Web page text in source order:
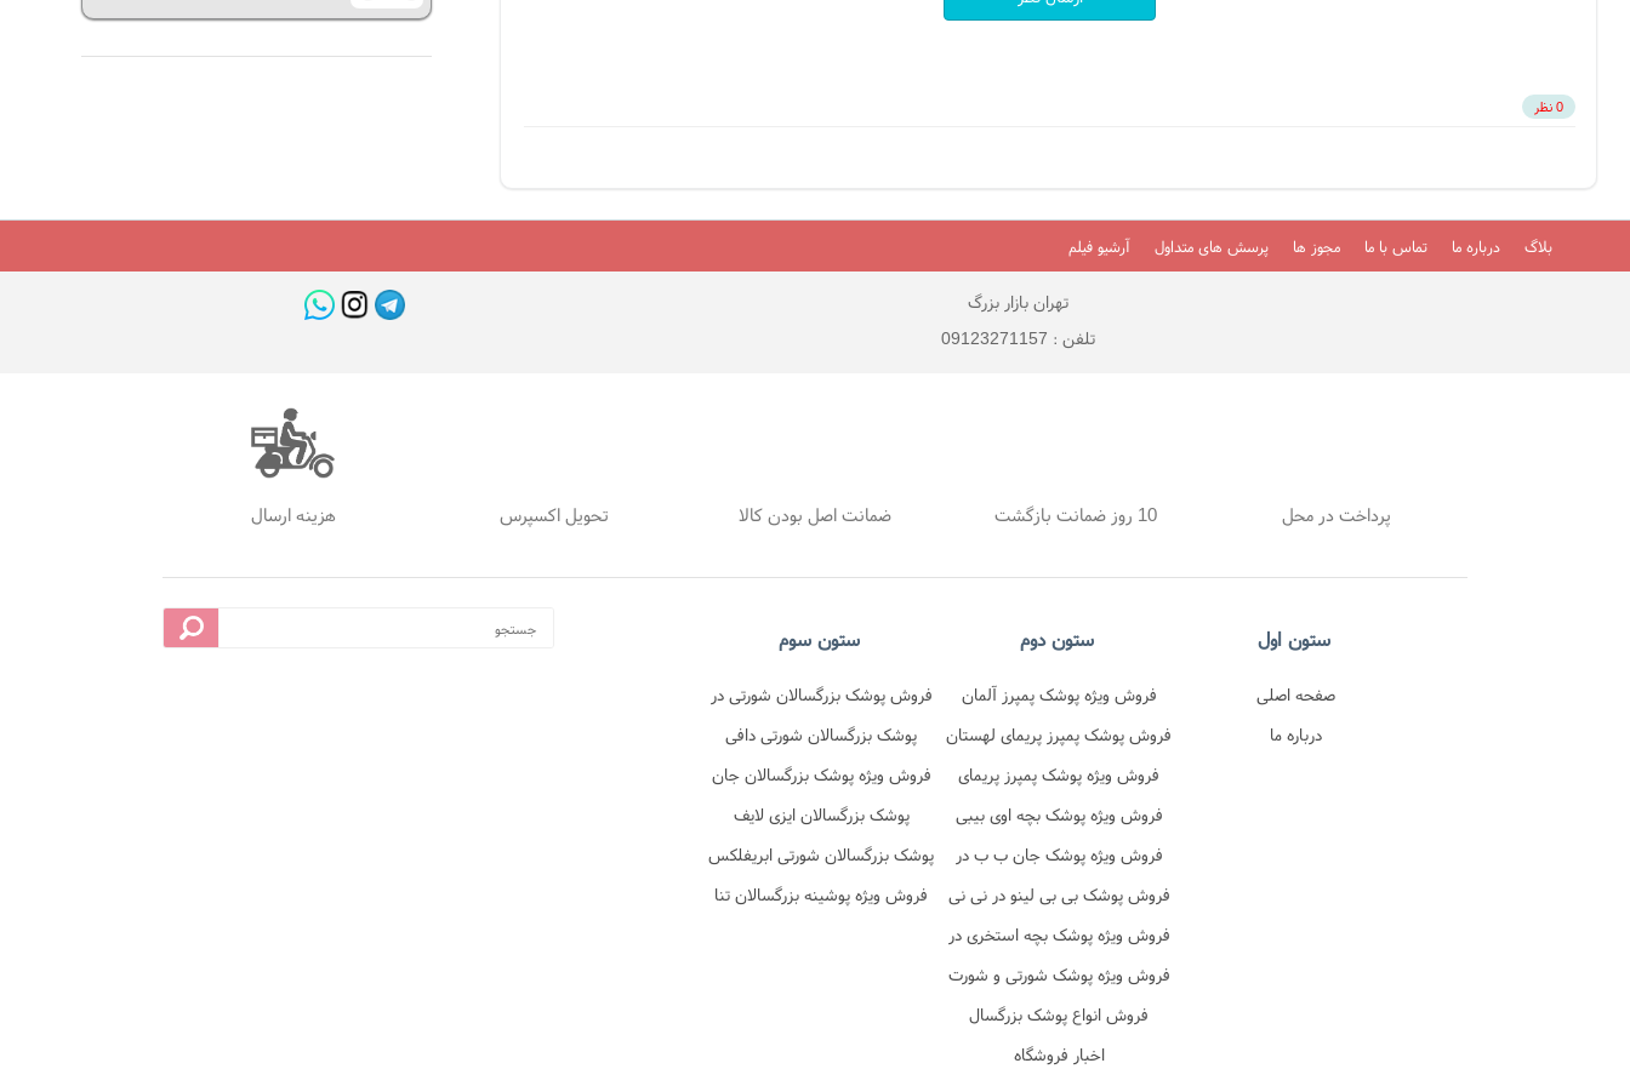
0 نظر
بلاگ درباره ما تماس با ما مجوز ها پرسش های متداول آرشیو فیلم
تهران بازار بزرگ
تلفن : 09123271157
پرداخت در محل 10 روز ضمانت بازگشت ضمانت اصل بودن کالا تحویل اکسپرس هزینه ارسال
ستون اول
صفحه اصلی
درباره ما
ستون دوم
فروش ویژه پوشک پمپرز آلمان
اصل در نی نی تن
فروش پوشک پمپرز پریمای لهستان
در نی نی تن
فروش ویژه پوشک پمپرز پریمای
ترک در نی نی تن
فروش ویژه پوشک بچه اوی بیبی
فروش ویژه پوشک جان ب ب در
نی نی تن
فروش پوشک بی بی لینو در نی نی
تن
فروش ویژه پوشک بچه استخری در
نی نی تن
فروش ویژه پوشک شورتی و شورت
آموزشی در نی نی تن
فروش انواع پوشک بزرگسال
اخبار فروشگاه
ستون سوم
فروش پوشک بزرگسالان شورتی در
فروشگاه نی نی تن
پوشک بزرگسالان شورتی دافی
فروش ویژه پوشک بزرگسالان جان
پد شورتی
پوشک بزرگسالان ایزی لایف
پوشک بزرگسالان شورتی ابریفلکس
فروش ویژه پوشینه بزرگسالان تنا